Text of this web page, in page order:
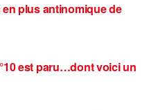
en plus antinomique de
est paru…dont voici un